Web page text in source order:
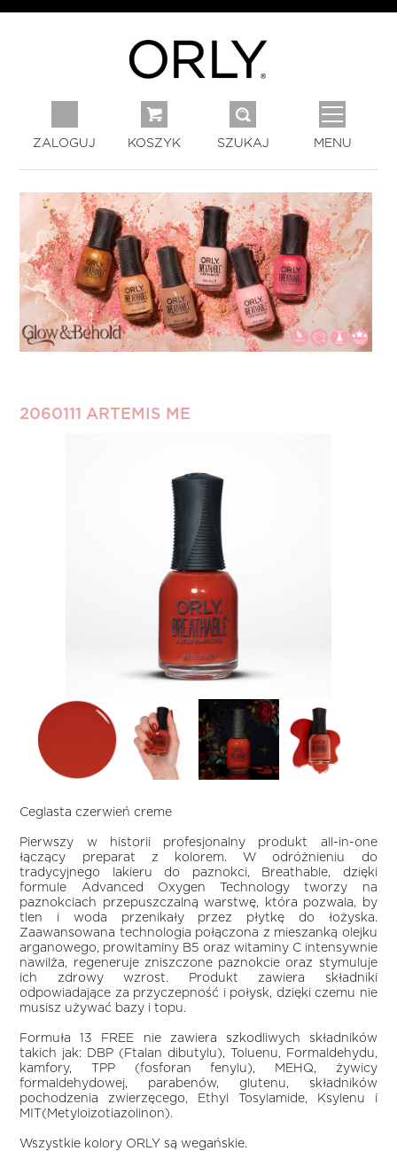
ZALOGUJ KOSZYK SZUKAJ MENU
2060111 ARTEMIS ME
Ceglasta czerwień creme
Pierwszy w historii profesjonalny produkt all-in-one
łączący preparat z kolorem. W odróżnieniu do
tradycyjnego lakieru do paznokci, Breathable, dzięki
formule Advanced Oxygen Technology tworzy na
paznokciach przepuszczalną warstwę, która pozwala, by
tlen i woda przenikały przez płytkę do łożyska.
Zaawansowana technologia połączona z mieszanką olejku
arganowego, prowitaminy B5 oraz witaminy C intensywnie
nawilża, regeneruje zniszczone paznokcie oraz stymuluje
ich zdrowy wzrost. Produkt zawiera składniki
odpowiadające za przyczepność i połysk, dzięki czemu nie
musisz używać bazy i topu.
Formuła 13 FREE nie zawiera szkodliwych składników
takich jak: DBP (Ftalan dibutylu), Toluenu, Formaldehydu,
kamfory, TPP (fosforan fenylu), MEHQ, żywicy
formaldehydowej, parabenów, glutenu, składników
pochodzenia zwierzęcego, Ethyl Tosylamide, Ksylenu i
MIT(Metyloizotiazolinon).
Wszystkie kolory ORLY są wegańskie.